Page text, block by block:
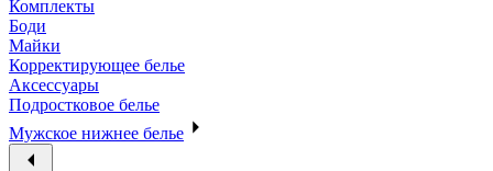
Комплекты
Боди
Майки
Корректирующее белье
Аксессуары
Подростковое белье
Мужское нижнее белье